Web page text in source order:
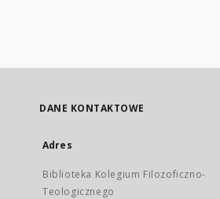
DANE KONTAKTOWE
Adres
Biblioteka Kolegium Filozoficzno-
Teologicznego